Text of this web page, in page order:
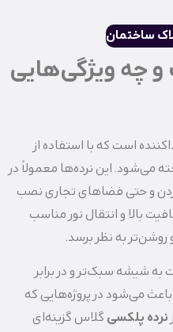
ساختمان
چه ویژگی‌هایی
است که با استفاده از
می‌شود. این نرده‌ها معمولاً در
و حتی فضاهای تجاری نصب
بالا و انتقال نور مناسب
به نظر برسد.
به شیشه سبک‌تر و در برابر
می‌شود در پروژه‌هایی که
نرده پلکسی گلاس گزینه‌ای